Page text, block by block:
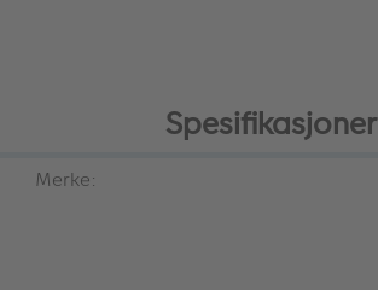
Spesifikasjoner
Merke: